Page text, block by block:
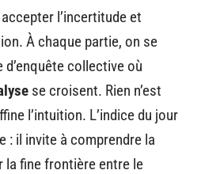
l’incertitude et
À chaque partie, on se
collective où
se croisent. Rien n’est
l’intuition. L’indice du jour
: il invite à comprendre la
la fine frontière entre le